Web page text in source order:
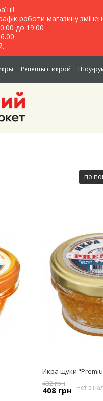
роботи магазину
до 19.00
Рецепты с икрой Шоу-
по
Икра щуки
432 грн
408 грн Нет в